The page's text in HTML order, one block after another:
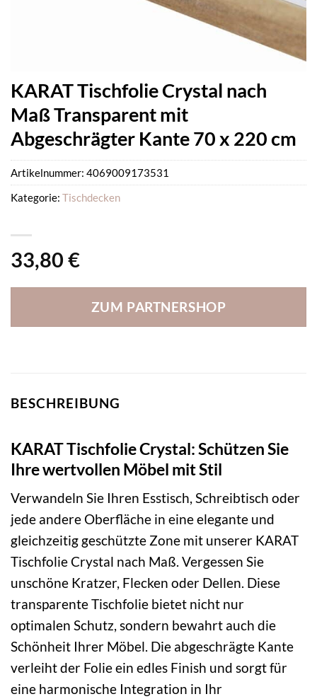
KARAT Tischfolie Crystal nach
Maß Transparent mit
Abgeschrägter Kante 70 x 220 cm
33,80 €
ZUM PARTNERSHOP
Artikelnummer: 4069009173531
Kategorie: Tischdecken
BESCHREIBUNG
KARAT Tischfolie Crystal: Schützen Sie
Ihre wertvollen Möbel mit Stil
Verwandeln Sie Ihren Esstisch, Schreibtisch oder
jede andere Oberfläche in eine elegante und
gleichzeitig geschützte Zone mit unserer KARAT
Tischfolie Crystal nach Maß. Vergessen Sie
unschöne Kratzer, Flecken oder Dellen. Diese
transparente Tischfolie bietet nicht nur
optimalen Schutz, sondern bewahrt auch die
Schönheit Ihrer Möbel. Die abgeschrägte Kante
verleiht der Folie ein edles Finish und sorgt für
eine harmonische Integration in Ihr